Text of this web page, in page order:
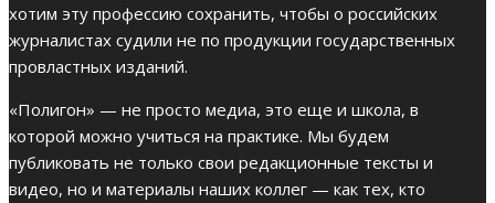
хотим эту профессию сохранить, чтобы о российских
журналистах судили не по продукции государственных
провластных изданий.
«Полигон» — не просто медиа, это еще и школа, в
которой можно учиться на практике. Мы будем
публиковать не только свои редакционные тексты и
видео, но и материалы наших коллег — как тех, кто